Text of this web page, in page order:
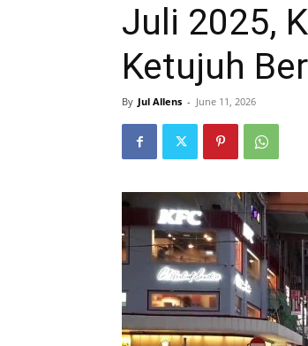
Juli 2025,
Ketujuh
By Jul Allens - June 11, 2026